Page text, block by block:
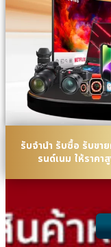
รับจำนำ รับซื้อ รับขา
รนด์เนม ให้ราคา